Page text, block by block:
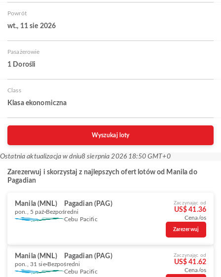
Powrót
wt., 11 sie 2026
Pasażerowie
1 Dorośli
Class
Klasa ekonomiczna
Wyszukaj loty
Ostatnia aktualizacja w dniu8 sierpnia 2026 18:50 GMT+0
Zarezerwuj i skorzystaj z najlepszych ofert lotów od Manila do
Pagadian
Manila (MNL) Pagadian (PAG)
pon., 5 paź Bezpośredni
Cebu Pacific
Zaczynając od
US$ 41.36
Cena/os
Zarezerwuj
Manila (MNL) Pagadian (PAG)
pon., 31 sie Bezpośredni
Cebu Pacific
Zaczynając od
US$ 41.62
Cena/os